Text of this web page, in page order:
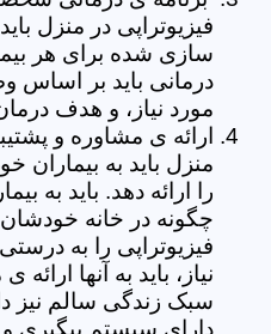
فیزیوتراپی در منزل
سازی شده برای هر
درمانی باید بر اساس
مورد نیاز، و هدف
ارائه ی مشاوره و
منزل باید به بیماران
را ارائه دهد. باید به
چگونه در خانه
فیزیوتراپی را به
نیاز، باید به آنها
سبک زندگی سالم نیز
دارای سیستم پیگیری و